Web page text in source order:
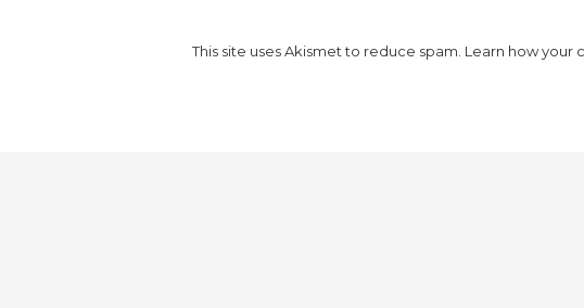
This site uses Akismet to reduce spam. Learn how your